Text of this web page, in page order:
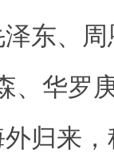
东、
、华罗
归来